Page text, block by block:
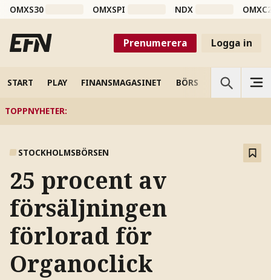
OMXS30 OMXSPI NDX
Prenumerera Logga in
START PLAY FINANSMAGASINET BÖRS VETENSKAP
TOPPNYHETER:
STOCKHOLMSBÖRSEN
25 procent av
försäljningen
förlorad för
Organoclick